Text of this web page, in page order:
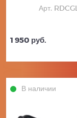
Арт. RDCGL
1 950 руб.
В наличии